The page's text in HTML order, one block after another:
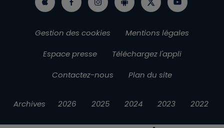
Gestion des cookies
Mentions légales
Espace presse
Téléchargez l'appli
Contactez-nous
Plan du site
Archives 2026 2025 2024 2023 2022